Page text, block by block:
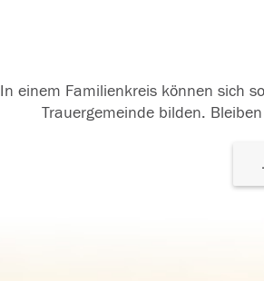
In einem Familienkreis können sich
Trauergemeinde bilden.